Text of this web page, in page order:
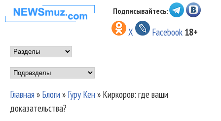
Перейти к основному
содержанию
НОВОСТИ
МУЗЫКИ И
ШОУ БИЗНЕСА
NEWSMUZ.COM
Подписывайтесь:
X Facebook 18+
Main menu
Подразделы
Вы здесь
Главная» Блоги» Гуру Кен» Киркоров: где ваши
доказательства?